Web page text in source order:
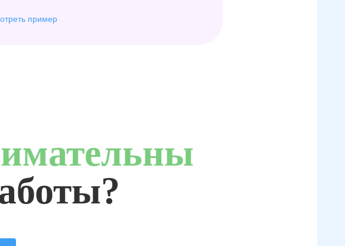
пример